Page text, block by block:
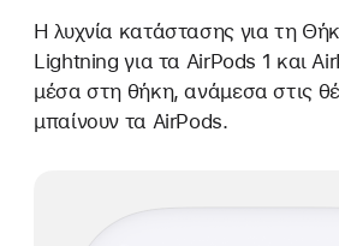
Η λυχνία κατάστασης για τη
Lightning για τα AirPods 1 και
μέσα στη θήκη, ανάμεσα στις
μπαίνουν τα AirPods.